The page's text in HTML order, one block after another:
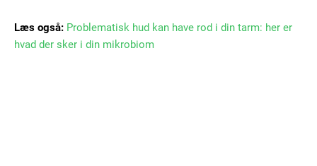
Orci varius natoque dolor
Læs også: Problematisk hud kan have rod i din tarm: her er
hvad der sker i din mikrobiom